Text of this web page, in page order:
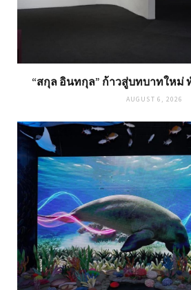
“สกุล อินทกุล” ก้าวสู่บทบาทใหม่
AUGUST 6, 2026